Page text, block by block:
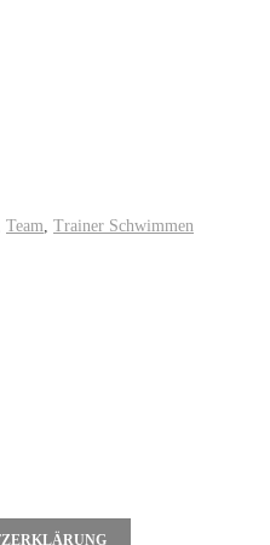
Team Trainer Schwimmen